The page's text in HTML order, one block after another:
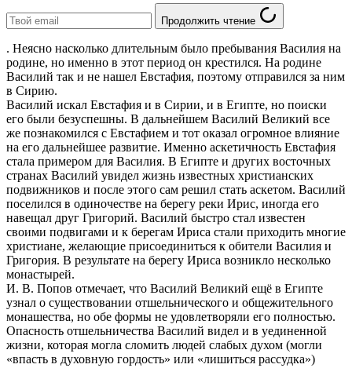
Продолжить чтение
. Неясно насколько длительным было пребывания Василия на
родине, но именно в этот период он крестился. На родине
Василий так и не нашел Евстафия, поэтому отправился за ним
в Сирию.
Василий искал Евстафия и в Сирии, и в Египте, но поиски
его были безуспешны. В дальнейшем Василий Великий все
же познакомился с Евстафием и тот оказал огромное влияние
на его дальнейшее развитие. Именно аскетичность Евстафия
стала примером для Василия. В Египте и других восточных
странах Василий увидел жизнь известных христианских
подвижников и после этого сам решил стать аскетом. Василий
поселился в одиночестве на берегу реки Ирис, иногда его
навещал друг Григорий. Василий быстро стал известен
своими подвигами и к берегам Ириса стали приходить многие
христиане, желающие присоединиться к обители Василия и
Григория. В результате на берегу Ириса возникло несколько
монастырей.
И. В. Попов отмечает, что Василий Великий ещё в Египте
узнал о существовании отшельнического и общежительного
монашества, но обе формы не удовлетворяли его полностью.
Опасность отшельничества Василий видел и в уединенной
жизни, которая могла сломить людей слабых духом (могли
«впасть в духовную гордость» или «лишиться рассудка»)